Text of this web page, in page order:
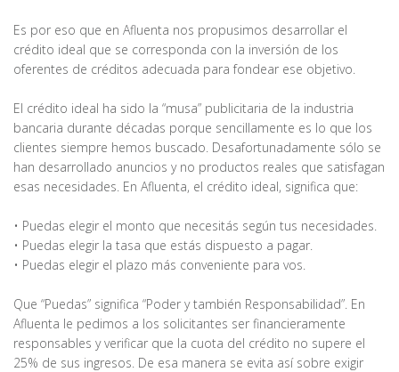
Es por eso que en Afluenta nos propusimos desarrollar el
crédito ideal que se corresponda con la inversión de los
oferentes de créditos adecuada para fondear ese objetivo.
El crédito ideal ha sido la “musa” publicitaria de la industria
bancaria durante décadas porque sencillamente es lo que los
clientes siempre hemos buscado. Desafortunadamente sólo se
han desarrollado anuncios y no productos reales que satisfagan
esas necesidades. En Afluenta, el crédito ideal, significa que:
• Puedas elegir el monto que necesitás según tus necesidades.
• Puedas elegir la tasa que estás dispuesto a pagar.
• Puedas elegir el plazo más conveniente para vos.
Que “Puedas” significa “Poder y también Responsabilidad”. En
Afluenta le pedimos a los solicitantes ser financieramente
responsables y verificar que la cuota del crédito no supere el
25% de sus ingresos. De esa manera se evita así sobre exigir